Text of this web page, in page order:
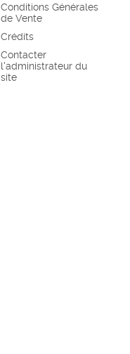
Conditions Générales
de Vente
Crédits
Contacter
l'administrateur du
site